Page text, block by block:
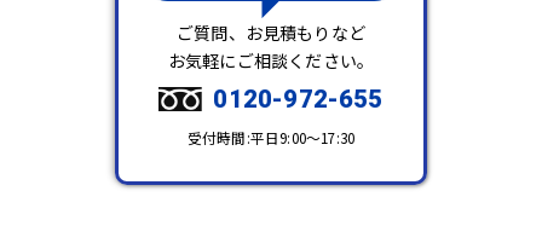
ご質問、お見積もりなど
お気軽にご相談ください。
0120-972-655
受付時間:平日9:00～17:30